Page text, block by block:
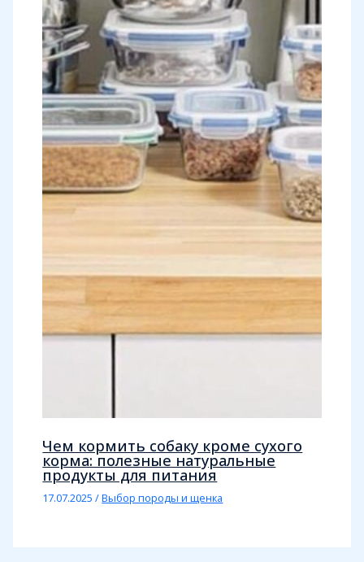
Чем кормить собаку кроме сухого
корма: полезные натуральные
продукты для питания
17.07.2025/Выбор породы и щенка